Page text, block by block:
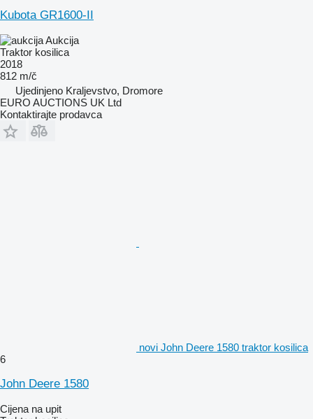
Kubota GR1600-II
Aukcija
Traktor kosilica
2018
812 m/č
Ujedinjeno Kraljevstvo, Dromore
EURO AUCTIONS UK Ltd
Kontaktirajte prodavca
novi John Deere 1580 traktor kosilica
6
John Deere 1580
Cijena na upit